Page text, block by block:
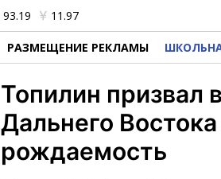
93.19 11.97
РАЗМЕЩЕНИЕ РЕКЛАМЫ
Топилин призвал
Дальнего
рождаемость